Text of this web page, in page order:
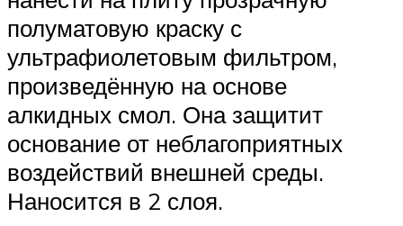
полуматовую краску с
ультрафиолетовым фильтром,
произведённую на основе
алкидных смол. Она защитит
основание от неблагоприятных
воздействий внешней среды.
Наносится в 2 слоя.